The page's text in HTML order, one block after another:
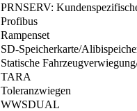
PRNSERV:
Profibus
Rampenset
SD-Speicherkarte/
Statische
TARA
Toleranzwiegen
WWSDUAL